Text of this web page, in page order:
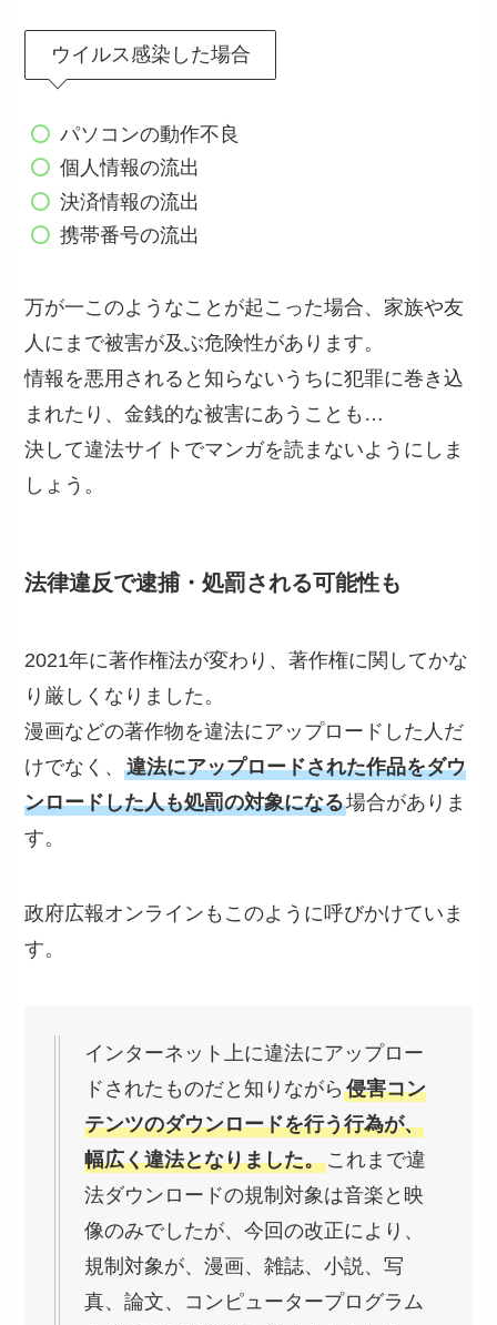
ウイルス感染した場合
パソコンの動作不良
個人情報の流出
決済情報の流出
携帯番号の流出
万が一このようなことが起こった場合、家族や友
人にまで被害が及ぶ危険性があります。
情報を悪用されると知らないうちに犯罪に巻き込
まれたり、金銭的な被害にあうことも…
決して違法サイトでマンガを読まないようにしま
しょう。
法律違反で逮捕・処罰される可能性も
2021年に著作権法が変わり、著作権に関してかな
り厳しくなりました。
漫画などの著作物を違法にアップロードした人だ
けでなく、違法にアップロードされた作品をダウ
ンロードした人も処罰の対象になる場合がありま
す。
政府広報オンラインもこのように呼びかけていま
す。
インターネット上に違法にアップロー
ドされたものだと知りながら侵害コン
テンツのダウンロードを行う行為が、
幅広く違法となりました。これまで違
法ダウンロードの規制対象は音楽と映
像のみでしたが、今回の改正により、
規制対象が、漫画、雑誌、小説、写
真、論文、コンピュータープログラム